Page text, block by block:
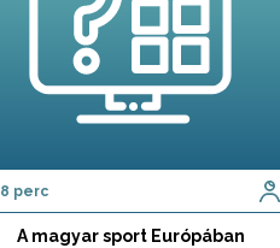
8 perc
A magyar sport Európában